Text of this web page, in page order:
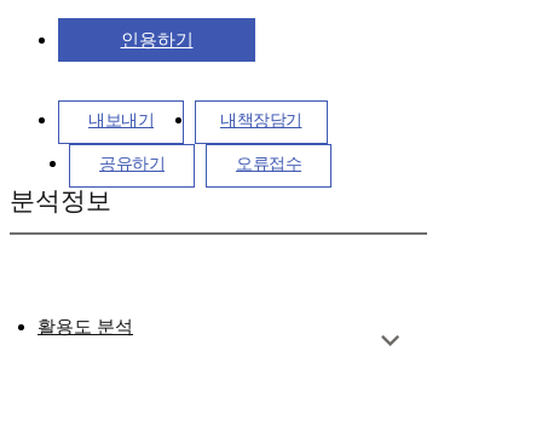
인용하기
내보내기 내책장담기
공유하기 오류접수
분석정보
활용도 분석